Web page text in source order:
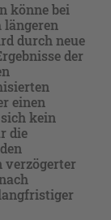
könne bei
längeren
durch neue
der
einen
kein
die
verzögerter